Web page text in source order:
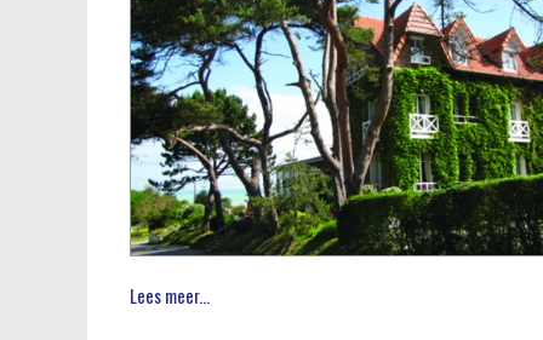
Lees meer...